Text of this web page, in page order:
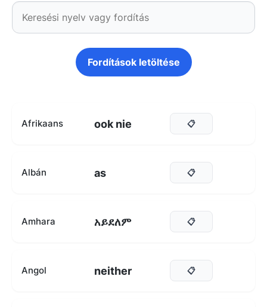
Fordítások letöltése
Afrikaans ook nie 📋
Albán as 📋
Amhara አይደለም 📋
Angol neither 📋